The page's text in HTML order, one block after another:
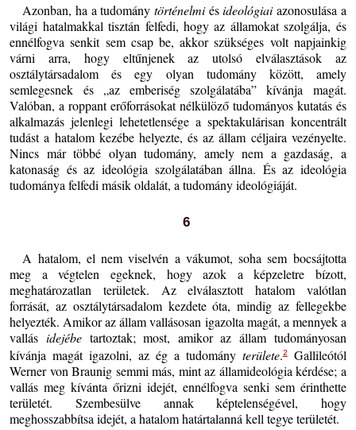
Azonban, ha a tudomány történelmiésideológiaiazonosulása a
világi hatalmakkal tisztán felfedi, hogy az államokat szolgálja, és
ennélfogva senkit sem csap be, akkor szükséges volt napjainkig
várni arra, hogy eltűnjenek az utolsó elválasztások az
osztálytársadalom és egy olyan tudomány között, amely
semlegesnek és „az emberiség szolgálatába” kívánja magát.
Valóban, a roppant erőforrásokat nélkülöző tudományos kutatás és
alkalmazás jelenlegi lehetetlensége a spektakulárisan koncentrált
tudást a hatalom kezébe helyezte, és az állam céljaira vezényelte.
Nincs már többé olyan tudomány, amely nem a gazdaság, a
katonaság és az ideológia szolgálatában állna. És az ideológia
tudománya felfedi másik oldalát, a tudomány ideológiáját.
6
A hatalom, el nem viselvén a vákumot, soha sem bocsájtotta
meg a végtelen egeknek, hogy azok a képzeletre bízott,
meghatározatlan területek. Az elválasztott hatalom valótlan
forrását, az osztálytársadalom kezdete óta, mindig az fellegekbe
helyezték. Amikor az állam vallásosan igazolta magát, a mennyek a
vallás idejébetartoztak; most, amikor az állam tudományosan
kívánja magát igazolni, az ég a tudomány területe.2Gallileótól
Werner von Braunig semmi más, mint az államideológia kérdése; a
vallás meg kívánta őrizni idejét, ennélfogva senki sem érinthette
területét. Szembesülve annak képtelenségével, hogy
meghosszabbítsa idejét, a hatalom határtalanná kell tegye területét.